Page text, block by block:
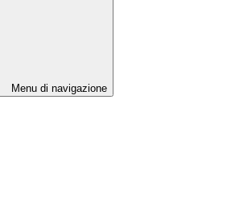
Menu di navigazione